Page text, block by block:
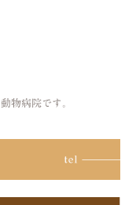
動物病院です。